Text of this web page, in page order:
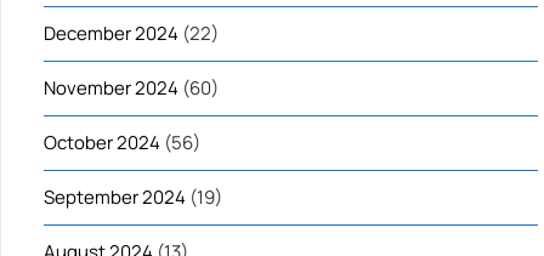
December 2024 (22)
November 2024 (60)
October 2024 (56)
September 2024 (19)